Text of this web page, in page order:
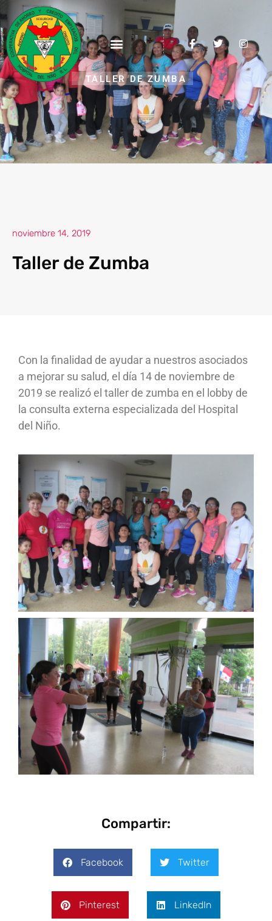
TALLER DE ZUMBA
noviembre 14, 2019
Taller de Zumba
Con la finalidad de ayudar a nuestros asociados
a mejorar su salud, el día 14 de noviembre de
2019 se realizó el taller de zumba en el lobby de
la consulta externa especializada del Hospital
del Niño.
Compartir:
Facebook Twitter
Pinterest LinkedIn